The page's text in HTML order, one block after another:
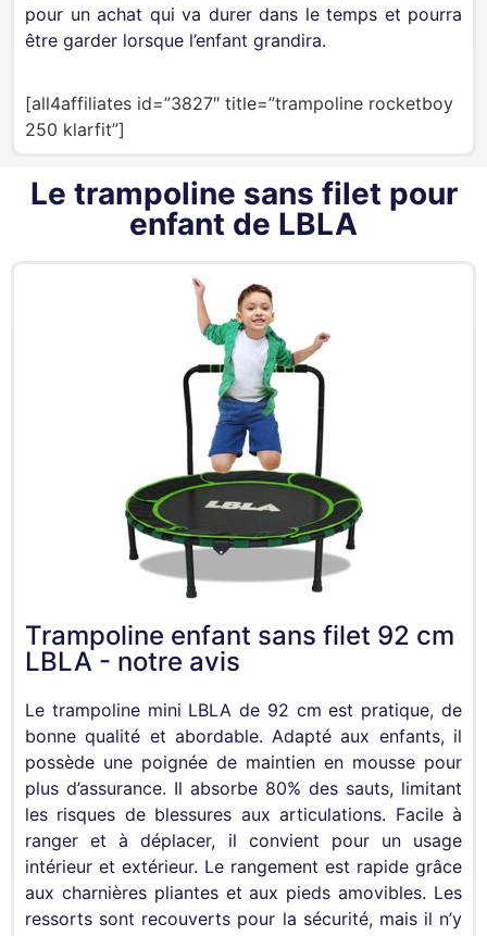
pour un achat qui va durer dans le temps et pourra
être garder lorsque l’enfant grandira.
[all4affiliates id=”3827″ title=”trampoline rocketboy
250 klarfit”]
Le trampoline sans filet pour
enfant de LBLA
Trampoline enfant sans filet 92 cm
LBLA - notre avis
Le trampoline mini LBLA de 92 cm est pratique, de
bonne qualité et abordable. Adapté aux enfants, il
possède une poignée de maintien en mousse pour
plus d’assurance. Il absorbe 80% des sauts, limitant
les risques de blessures aux articulations. Facile à
ranger et à déplacer, il convient pour un usage
intérieur et extérieur. Le rangement est rapide grâce
aux charnières pliantes et aux pieds amovibles. Les
ressorts sont recouverts pour la sécurité, mais il n’y